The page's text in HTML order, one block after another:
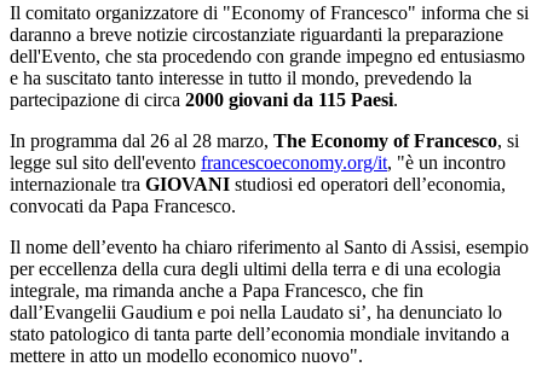
Il comitato organizzatore di "Economy of Francesco" informa che si
daranno a breve notizie circostanziate riguardanti la preparazione
dell'Evento, che sta procedendo con grande impegno ed entusiasmo
e ha suscitato tanto interesse in tutto il mondo, prevedendo la
partecipazione di circa 2000 giovani da 115 Paesi.
In programma dal 26 al 28 marzo, The Economy of Francesco, si
legge sul sito dell'evento francescoeconomy.org/it, "è un incontro
internazionale tra GIOVANI studiosi ed operatori dell’economia,
convocati da Papa Francesco.
Il nome dell’evento ha chiaro riferimento al Santo di Assisi, esempio
per eccellenza della cura degli ultimi della terra e di una ecologia
integrale, ma rimanda anche a Papa Francesco, che fin
dall’Evangelii Gaudium e poi nella Laudato si’, ha denunciato lo
stato patologico di tanta parte dell’economia mondiale invitando a
mettere in atto un modello economico nuovo".